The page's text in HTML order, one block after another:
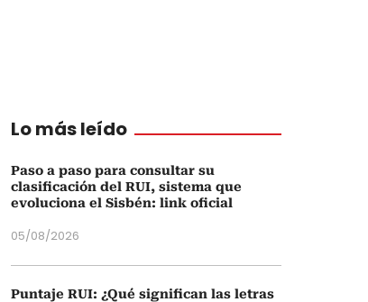
Lo más leído
Paso a paso para consultar su
clasificación del RUI, sistema que
evoluciona el Sisbén: link oficial
05/08/2026
Puntaje RUI: ¿Qué significan las letras